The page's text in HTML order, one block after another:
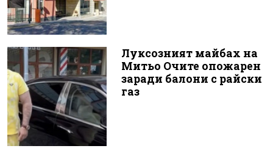
Луксозният майбах на
Митьо Очите опожарен
заради балони с райски
газ